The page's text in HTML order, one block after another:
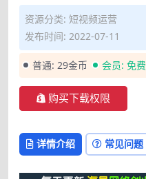
资源分类: 短视频运营
发布时间: 2022-07-11
普通: 29金币 会员: 免费
购买下载权限
详情介绍 常见问题